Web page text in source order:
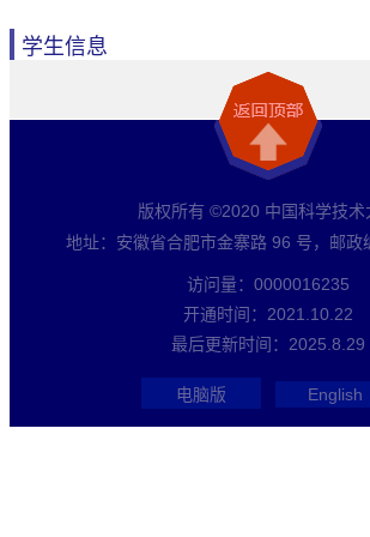
学生信息
版权所有 ©2020 中国科学技术
地址：安徽省合肥市金寨路 96 号，邮政
访问量： 0000016235
开通时间： 2021 10 22
最后更新时间： 2025 8 29
电脑版 English